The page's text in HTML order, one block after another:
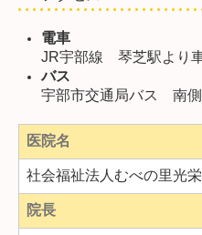
電車
JR宇部線 琴芝駅より
バス
宇部市交通局バス 南
医院名
社会福祉法人むべの里光
院長